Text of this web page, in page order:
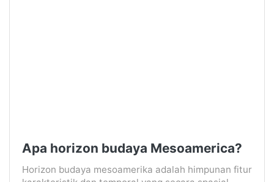
Apa horizon budaya Mesoamerica?
Horizon budaya mesoamerika adalah himpunan fitur